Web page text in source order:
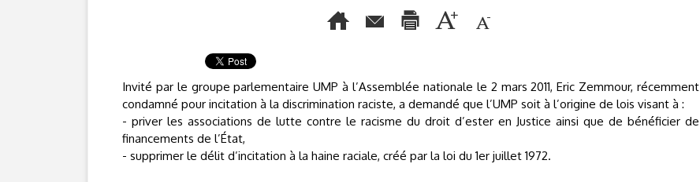
Invité par le groupe parlementaire UMP à l’Assemblée nationale le 2 mars 2011, Eric Zemmour, récemment
condamné pour incitation à la discrimination raciste, a demandé que l’UMP soit à l’origine de lois visant à :
- priver les associations de lutte contre le racisme du droit d’ester en Justice ainsi que de bénéficier de
financements de l’État,
- supprimer le délit d’incitation à la haine raciale, créé par la loi du 1er juillet 1972.